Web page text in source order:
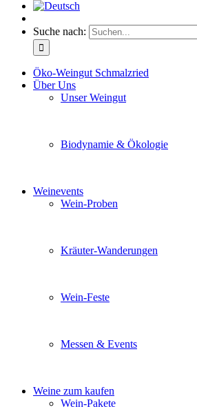
Suche nach:
Öko-Weingut Schmalzried
Über Uns
Unser Weingut
Biodynamie & Ökologie
Weinevents
Wein-Proben
Kräuter-Wanderungen
Wein-Feste
Messen & Events
Weine zum kaufen
Wein-Pakete